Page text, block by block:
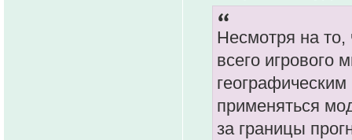
Несмотря на то,
всего игрового
применяться
за границы